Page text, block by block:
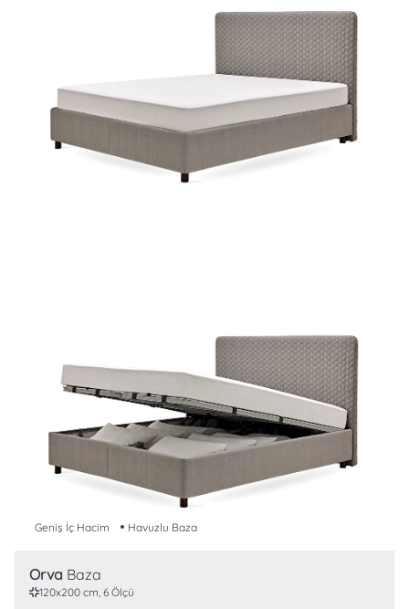
Geniş İç Hacim Havuzlu Baza
Orva Baza
120x200 cm, 6 Ölçü